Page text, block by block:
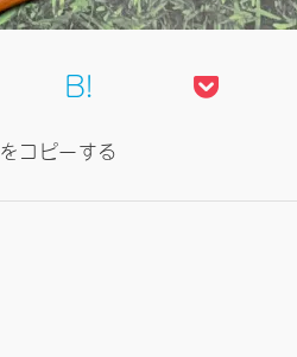
B!
コピーする